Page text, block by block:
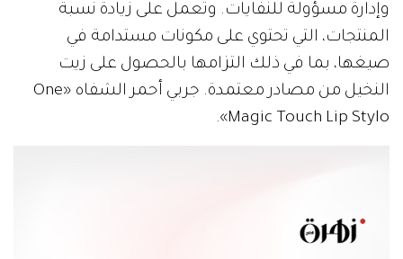
وإدارة مسؤولة للنفايات. وتعمل على زيادة نسبة
المنتجات، التي تحتوي على مكونات مستدامة في
صيغها، بما في ذلك التزامها بالحصول على زيت
النخيل من مصادر معتمدة. جربي أحمر الشفاه «One
Magic Touch Lip Stylo».